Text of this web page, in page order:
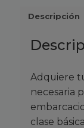
de
agua
Descripción
Adquiere
necesaria
clase